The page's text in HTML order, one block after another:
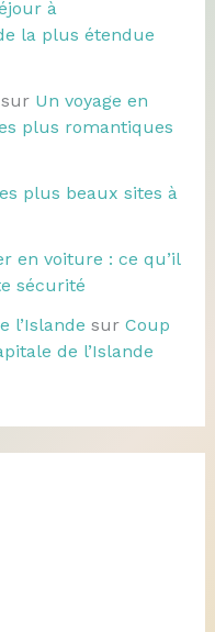
à
la plus étendue
Un voyage en
plus romantiques
plus beaux sites à
en voiture : ce qu’il
sécurité
l’Islande sur Coup
de l’Islande